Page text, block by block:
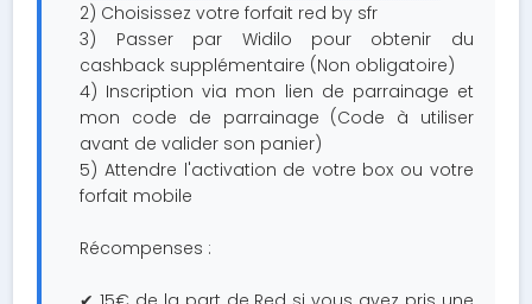
2) Choisissez votre forfait red by sfr
3) Passer par Widilo pour obtenir du
cashback supplémentaire (Non obligatoire)
4) Inscription via mon lien de parrainage et
mon code de parrainage (Code à utiliser
avant de valider son panier)
5) Attendre l'activation de votre box ou votre
forfait mobile
Récompenses :